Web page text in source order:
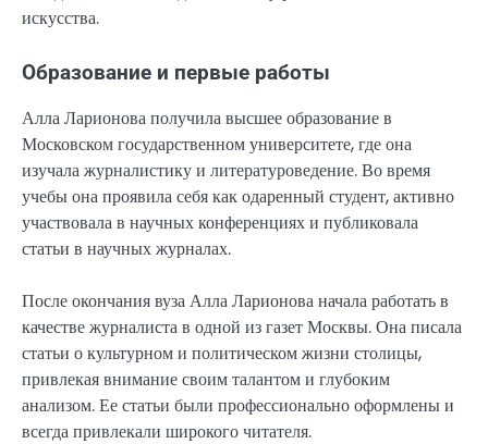
искусства.
Образование и первые работы
Алла Ларионова получила высшее образование в
Московском государственном университете, где она
изучала журналистику и литературоведение. Во время
учебы она проявила себя как одаренный студент, активно
участвовала в научных конференциях и публиковала
статьи в научных журналах.
После окончания вуза Алла Ларионова начала работать в
качестве журналиста в одной из газет Москвы. Она писала
статьи о культурном и политическом жизни столицы,
привлекая внимание своим талантом и глубоким
анализом. Ее статьи были профессионально оформлены и
всегда привлекали широкого читателя.